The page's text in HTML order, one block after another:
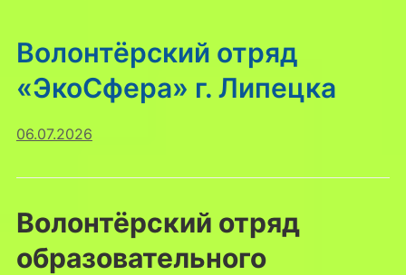
Волонтёрский отряд
«ЭкоСфера» г. Липецка
06.07.2026
Волонтёрский отряд
образовательного